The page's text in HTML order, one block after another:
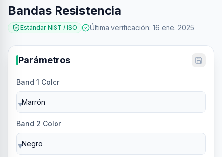
Bandas Resistencia
Estándar NIST / ISO Última verificación: 16 ene. 2025
Parámetros
Band 1 Color
▼
Band 2 Color
▼